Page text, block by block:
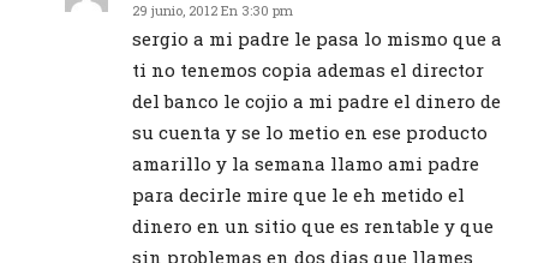
29 junio, 2012 En 3:30 pm
sergio a mi padre le pasa lo mismo que a
ti no tenemos copia ademas el director
del banco le cojio a mi padre el dinero de
su cuenta y se lo metio en ese producto
amarillo y la semana llamo ami padre
para decirle mire que le eh metido el
dinero en un sitio que es rentable y que
sin problemas en dos dias que llames